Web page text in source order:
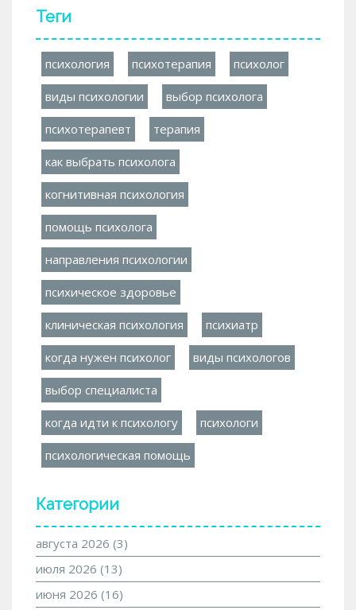
Теги
психология психотерапия психолог
виды психологии выбор психолога
психотерапевт терапия
как выбрать психолога
когнитивная психология
помощь психолога
направления психологии
психическое здоровье
клиническая психология психиатр
когда нужен психолог виды психологов
выбор специалиста
когда идти к психологу психологи
психологическая помощь
Категории
августа 2026 (3)
июля 2026 (13)
июня 2026 (16)